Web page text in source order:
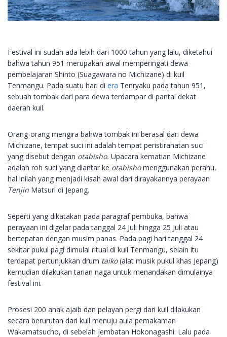
Festival ini sudah ada lebih dari 1000 tahun yang lalu, diketahui
bahwa tahun 951 merupakan awal memperingati dewa
pembelajaran Shinto (Suagawara no Michizane) di kuil
Tenmangu. Pada suatu hari di era Tenryaku pada tahun 951,
sebuah tombak dari para dewa terdampar di pantai dekat
daerah kuil.
Orang-orang mengira bahwa tombak ini berasal dari dewa
Michizane, tempat suci ini adalah tempat peristirahatan suci
yang disebut dengan otabisho. Upacara kematian Michizane
adalah roh suci yang diantar ke otabishomenggunakan perahu,
hal inilah yang menjadi kisah awal dari dirayakannya perayaan
Tenjin Matsuri di Jepang.
Seperti yang dikatakan pada paragraf pembuka, bahwa
perayaan ini digelar pada tanggal 24 Juli hingga 25 Juli atau
bertepatan dengan musim panas. Pada pagi hari tanggal 24
sekitar pukul pagi dimulai ritual di kuil Tenmangu, selain itu
terdapat pertunjukkan drum taiko(alat musik pukul khas Jepang)
kemudian dilakukan tarian naga untuk menandakan dimulainya
festival ini.
Prosesi 200 anak ajaib dan pelayan pergi dari kuil dilakukan
secara berurutan dari kuil menuju aula pemakaman
Wakamatsucho, di sebelah jembatan Hokonagashi. Lalu pada